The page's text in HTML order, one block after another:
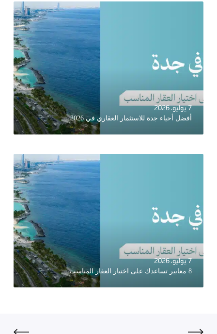
7 يوليو، 2026
أفضل أحياء جدة للاستثمار العقاري في 2026
7 يوليو، 2026
8 معايير تساعدك على اختيار العقار المناسب